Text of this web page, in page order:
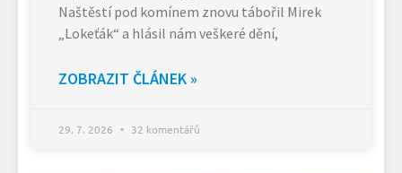
Naštěstí pod komínem znovu tábořil Mirek
„Lokeťák“ a hlásil nám veškeré dění,
ZOBRAZIT ČLÁNEK »
29. 7. 2026 32 komentářů